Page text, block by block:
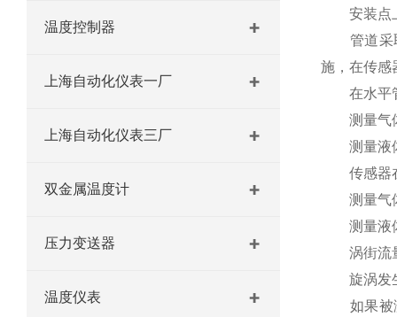
温度控制器
上海自动化仪表一厂
上海自动化仪表三厂
双金属温度计
压力变送器
温度仪表
安装点上
管道采取
施，在传感
在水平管
测量气体
测量液体
传感器在
测量气体
测量液体
涡街流量
旋涡发生
如果被测